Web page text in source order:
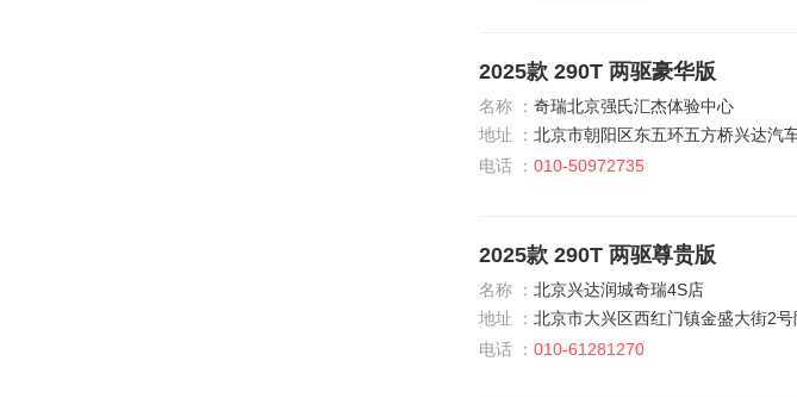
2025款 290T 两驱豪华版
名称 ： 奇瑞北京强氏汇杰体验中心
地址 ： 北京市朝阳区东五环五方桥兴达汽
电话 ： 010-50972735
2025款 290T 两驱尊贵版
名称 ： 北京兴达润城奇瑞4S店
地址 ： 北京市大兴区西红门镇金盛大街2号
电话 ： 010-61281270